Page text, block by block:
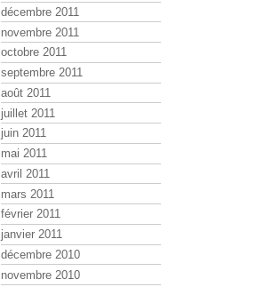
décembre 2011
novembre 2011
octobre 2011
septembre 2011
août 2011
juillet 2011
juin 2011
mai 2011
avril 2011
mars 2011
février 2011
janvier 2011
décembre 2010
novembre 2010